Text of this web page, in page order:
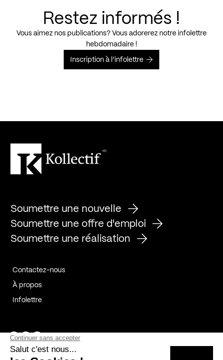
Restez informés !
Vous aimez nos publications? Vous adorerez notre infolettre
hebdomadaire !
Inscription à l’infolettre
Soumettre une nouvelle
Soumettre une offre d'emploi
Soumettre une réalisation
Contactez-nous
À propos
Infolettre
Page Facebook de Kollectif
Page Instagram de Kollectif
Page Linkedin de Kollectif